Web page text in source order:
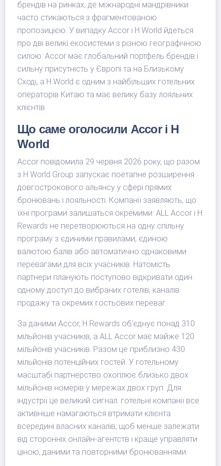
брендів на ринках, де міжнародні мандрівники
часто стикаються з фрагментованою
пропозицією. У випадку Accor і H World йдеться
про дві великі екосистеми з різною географічною
силою: Accor має глобальний портфель брендів і
сильну присутність у Європі та на Близькому
Сході, а H World є одним з найбільших готельних
операторів Китаю та має велику базу лояльних
клієнтів.
Що саме оголосили Accor і H
World
Accor повідомила 29 червня 2026 року, що разом
з H World Group запускає поетапне розширення
довгострокового альянсу у сфері прямих
бронювань і лояльності. Компанії заявляють, що
їхні програми залишаться окремими: ALL Accor і H
Rewards не перетворюються на одну спільну
програму з єдиними правилами, єдиною
валютою балів або автоматично однаковими
перевагами для всіх учасників. Натомість
партнери планують поступово відкривати один
одному доступ до вибраних готелів, каналів
продажу та окремих гостьових переваг.
За даними Accor, H Rewards об'єднує понад 310
мільйонів учасників, а ALL Accor має майже 120
мільйонів учасників. Разом це приблизно 430
мільйонів потенційних гостей. У готельному
масштабі партнерство охоплює близько двох
мільйонів номерів у мережах двох груп. Для
індустрії це великий сигнал: готельні компанії все
активніше намагаються втримати клієнта
всередині власних каналів, щоб менше залежати
від сторонніх онлайн-агентств і краще управляти
ціною, даними та повторними бронюваннями.